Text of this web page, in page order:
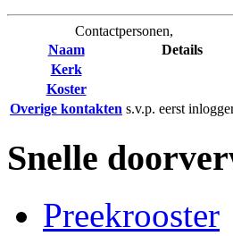
Contactpersonen,
Naam
Details
Kerk
Koster
Overige kontakten s.v.p. eerst
Snelle
Preekrooster